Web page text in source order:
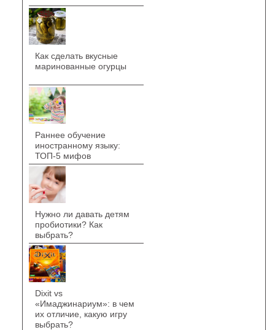
Как сделать вкусные
маринованные огурцы
Раннее обучение
иностранному языку:
ТОП-5 мифов
Нужно ли давать детям
пробиотики? Как
выбрать?
Dixit vs
«Имаджинариум»: в чем
их отличие, какую игру
выбрать?